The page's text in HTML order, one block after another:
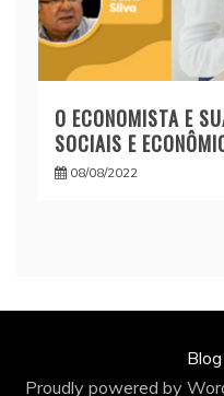
O ECONOMISTA E
SOCIAIS E
08/08/2022
Proudly powered by